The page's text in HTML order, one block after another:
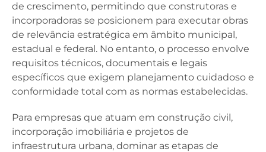
de crescimento, permitindo que construtoras e
incorporadoras se posicionem para executar obras
de relevância estratégica em âmbito municipal,
estadual e federal. No entanto, o processo envolve
requisitos técnicos, documentais e legais
específicos que exigem planejamento cuidadoso e
conformidade total com as normas estabelecidas.
Para empresas que atuam em construção civil,
incorporação imobiliária e projetos de
infraestrutura urbana, dominar as etapas de